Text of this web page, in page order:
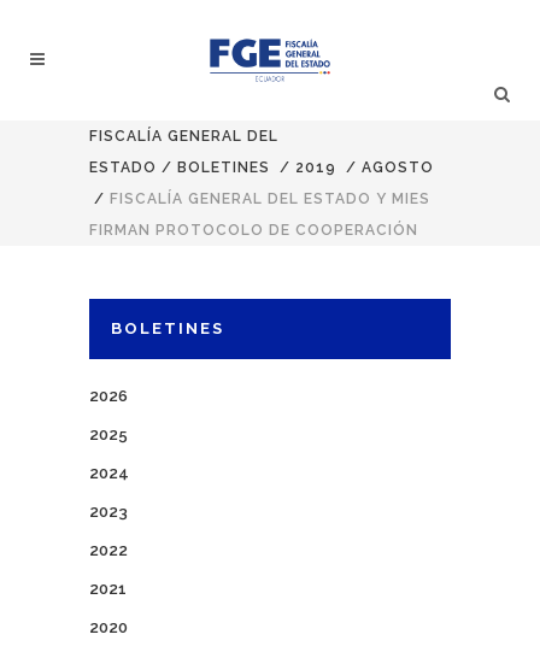
FISCALÍA GENERAL DEL
ESTADO / BOLETINES / 2019 / AGOSTO
/ FISCALÍA GENERAL DEL ESTADO Y MIES
FIRMAN PROTOCOLO DE COOPERACIÓN
BOLETINES
2026
2025
2024
2023
2022
2021
2020